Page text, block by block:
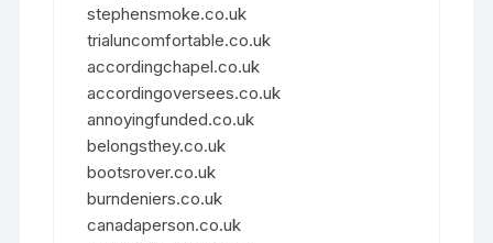
stephensmoke.co.uk
trialuncomfortable.co.uk
accordingchapel.co.uk
accordingoversees.co.uk
annoyingfunded.co.uk
belongsthey.co.uk
bootsrover.co.uk
burndeniers.co.uk
canadaperson.co.uk